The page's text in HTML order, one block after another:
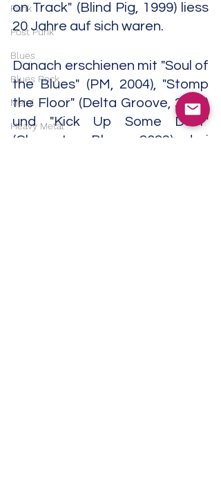
Punk
Post Punk
Blues
Blues Rock
Metal
Heavy Metal
on Track" (Blind Pig, 1999) liess
20 Jahre auf sich waren.
Danach erschienen mit "Soul of
the Blues" (PM, 2004), "Stomp
the Floor" (Delta Groove, 2009)
und "Kick Up Some Dust"
(Cleopatra Blues, 2023) drei